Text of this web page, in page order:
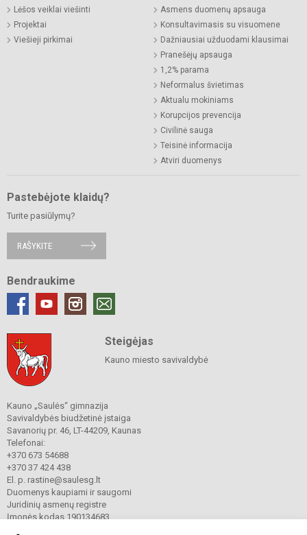
Lėšos veiklai viešinti
Projektai
Viešieji pirkimai
Asmens duomenų apsauga
Konsultavimasis su visuomene
Dažniausiai užduodami klausimai
Pranešėjų apsauga
1,2% parama
Neformalus švietimas
Aktualu mokiniams
Korupcijos prevencija
Civilinė sauga
Teisinė informacija
Atviri duomenys
Pastebėjote klaidų?
Turite pasiūlymų?
RAŠYKITE
Bendraukime
Steigėjas
Kauno miesto savivaldybė
Kauno „Saulės“ gimnazija
Savivaldybės biudžetinė įstaiga
Savanorių pr. 46, LT-44209, Kaunas
Telefonai:
+370 673 54688
+370 37 424 438
El. p. rastine@saulesg.lt
Duomenys kaupiami ir saugomi
Juridinių asmenų registre
Įmonės kodas 190134683